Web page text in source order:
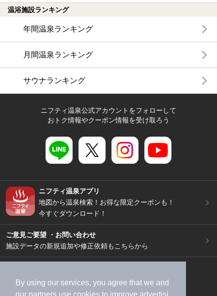
By using our services, you agree that we and
温浴施設ランキング
年間温泉ランキング
月間温泉ランキング
サウナランキング
ニフティ温泉公式アカウントをフォローして
おトク情報やクーポン情報を受け取ろう
ニフティ温泉アプリ
地図から温泉検索！お得な限定クーポンも！
今すぐダウンロード！
ご意見ご要望 ・お問い合わせ
施設データの新規追加や修正依頼もこちらから
加盟店募集（資料請求）
広告出稿のご案内